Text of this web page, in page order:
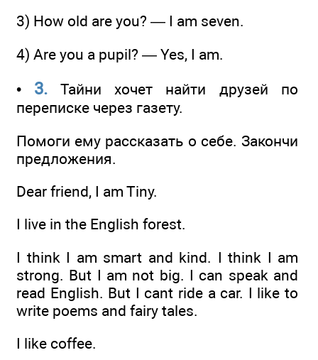
3) How old are you? — I am seven.
4) Are you a pupil? — Yes, I am.
• 3. Тайни хочет найти друзей по
переписке через газету.
Помоги ему рассказать о себе. Закончи
предложения.
Dear friend, I am Tiny.
I live in the English forest.
I think I am smart and kind. I think I am
strong. But I am not big. I can speak and
read English. But I cant ride a car. I like to
write poems and fairy tales.
I like coffee.